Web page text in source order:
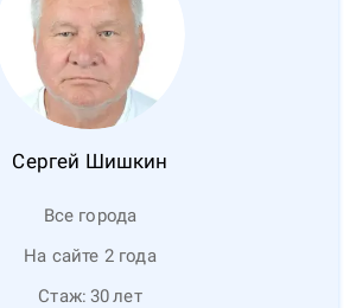
Сергей Шишкин
Все города
На сайте 2 года
Стаж: 30лет